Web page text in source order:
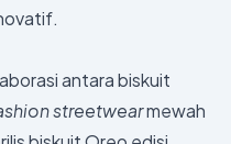
antara biskuit
streetwearmewah